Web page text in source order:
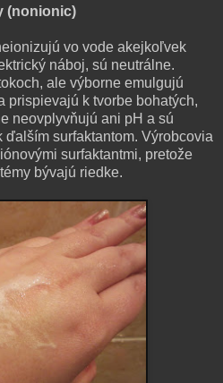
(nonionic)
vo vode akejkoľvek
náboj, sú neutrálne.
ale výborne emulgujú
prispievajú k tvorbe bohatých,
neovplyvňujú ani pH a sú
surfaktantom. Výrobcovia
surfaktantmi, pretože
bývajú riedke.